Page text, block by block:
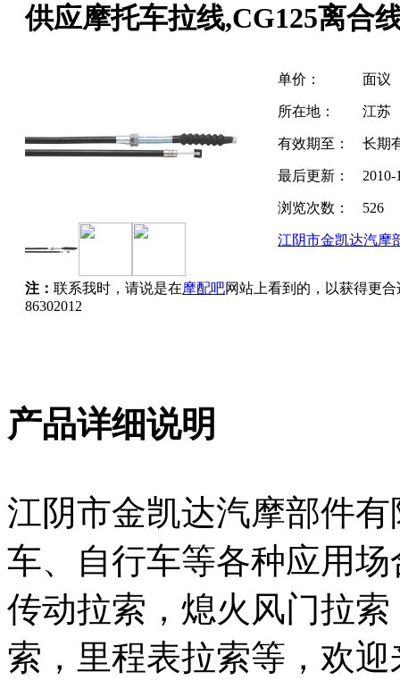
供应摩托车拉线,CG125离合
单价： 面议
所在地： 江苏
有效期至： 长期
最后更新： 2010-
浏览次数： 526
江阴市金凯达汽摩
注： 联系我时，请说是在摩配吧网站上看到的，以获得更
86302012
产品详细说明
江阴市金凯达汽摩部件
车、自行车等各种应用
传动拉索，熄火风门拉
索，里程表拉索等，欢